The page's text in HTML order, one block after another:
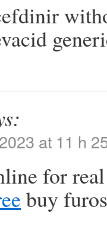
at 11 h
for
buy